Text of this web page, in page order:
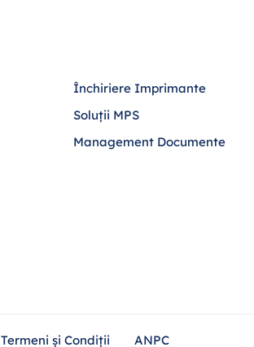
Închiriere Imprimante
Soluții MPS
Management Documente
Termeni și Condiții ANPC